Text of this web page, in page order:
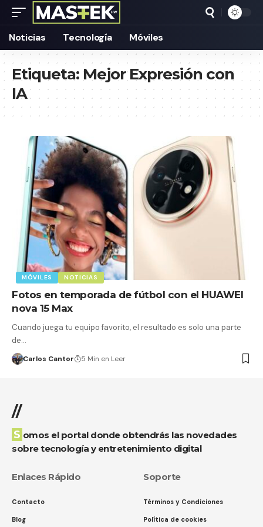
Noticias Tecnología Móviles
Etiqueta:Mejor Expresión con
IA
MÓVILES NOTICIAS
Fotos en temporada de fútbol con el HUAWEI
nova 15 Max
Cuando juega tu equipo favorito, el resultado es solo una parte
de…
Carlos Cantor 5 Min en Leer
//
Somos el portal donde obtendrás las novedades
sobre tecnología y entretenimiento digital
Enlaces Rápido
Contacto
Blog
Soporte
Términos y Condiciones
Política de cookies